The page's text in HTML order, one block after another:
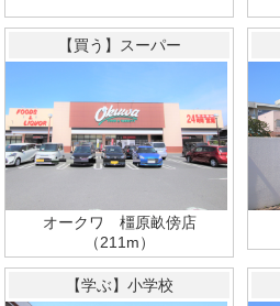
【買う】スーパー
オークワ 橿原畝傍店
（211m）
【学ぶ】小学校